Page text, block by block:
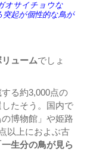
オサイチョウな
起が個性的な鳥が
ュームでしょ
る約3,000点の
たそう。国内で
博物館」や姫路
以上におよぶ古
一生分の鳥が見ら